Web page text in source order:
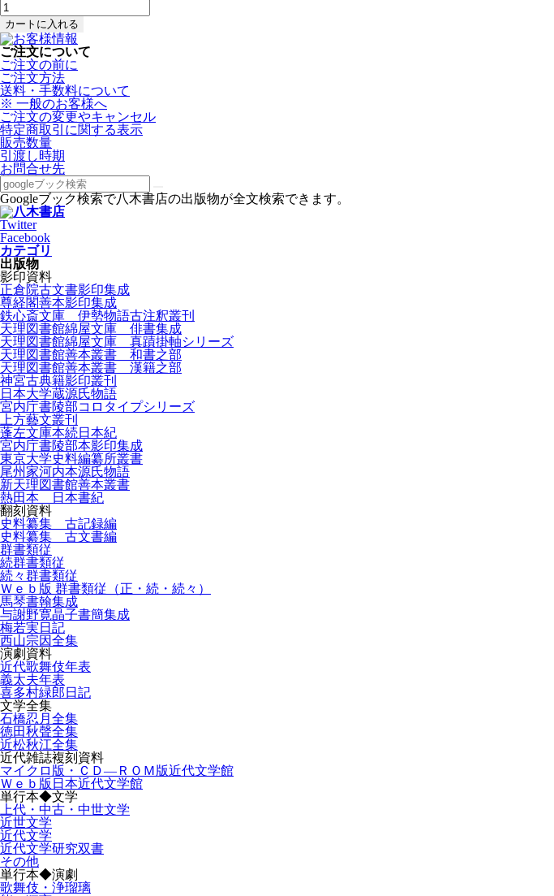
ご注文について
ご注文の前に
ご注文方法
送料・手数料について
※ 一般のお客様へ
ご注文の変更やキャンセル
特定商取引に関する表示
販売数量
引渡し時期
お問合せ先
Googleブック検索で八木書店の出版物が全文検索できます。
Twitter
Facebook
カテゴリ
出版物
影印資料
正倉院古文書影印集成
尊経閣善本影印集成
鉄心斎文庫 伊勢物語古注釈叢刊
天理図書館綿屋文庫 俳書集成
天理図書館綿屋文庫 真蹟掛軸シリーズ
天理図書館善本叢書 和書之部
天理図書館善本叢書 漢籍之部
神宮古典籍影印叢刊
日本大学蔵源氏物語
宮内庁書陵部コロタイプシリーズ
上方藝文叢刊
蓬左文庫本続日本紀
宮内庁書陵部本影印集成
東京大学史料編纂所叢書
尾州家河内本源氏物語
新天理図書館善本叢書
熱田本 日本書紀
翻刻資料
史料纂集 古記録編
史料纂集 古文書編
群書類従
続群書類従
続々群書類従
Ｗｅｂ版 群書類従（正・続・続々）
馬琴書翰集成
与謝野寛晶子書簡集成
梅若実日記
西山宗因全集
演劇資料
近代歌舞伎年表
義太夫年表
喜多村緑郎日記
文学全集
石橋忍月全集
徳田秋聲全集
近松秋江全集
近代雑誌複刻資料
マイクロ版・ＣＤ―ＲＯＭ版近代文学館
Ｗｅｂ版日本近代文学館
単行本◆文学
上代・中古・中世文学
近世文学
近代文学
近代文学研究双書
その他
単行本◆演劇
歌舞伎・浄瑠璃